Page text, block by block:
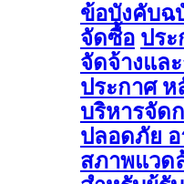
ข้อบังคับฉ
จัดซื้อ ปร
จัดจ้างแล
ประกาศ
บริหารจัด
ปลอดภัย
สภาพแวด